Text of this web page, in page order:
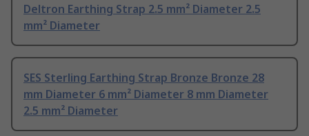
Deltron Earthing Strap 2.5 mm² Diameter 2.5
mm² Diameter
SES Sterling Earthing Strap Bronze Bronze 28
mm Diameter 6 mm² Diameter 8 mm Diameter
2.5 mm² Diameter